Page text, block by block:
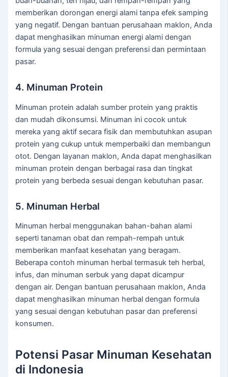
memberikan dorongan energi alami tanpa efek samping
yang negatif. Dengan bantuan perusahaan maklon, Anda
dapat menghasilkan minuman energi alami dengan
formula yang sesuai dengan preferensi dan permintaan
pasar.
4. Minuman Protein
Minuman protein adalah sumber protein yang praktis
dan mudah dikonsumsi. Minuman ini cocok untuk
mereka yang aktif secara fisik dan membutuhkan asupan
protein yang cukup untuk memperbaiki dan membangun
otot. Dengan layanan maklon, Anda dapat menghasilkan
minuman protein dengan berbagai rasa dan tingkat
protein yang berbeda sesuai dengan kebutuhan pasar.
5. Minuman Herbal
Minuman herbal menggunakan bahan-bahan alami
seperti tanaman obat dan rempah-rempah untuk
memberikan manfaat kesehatan yang beragam.
Beberapa contoh minuman herbal termasuk teh herbal,
infus, dan minuman serbuk yang dapat dicampur
dengan air. Dengan bantuan perusahaan maklon, Anda
dapat menghasilkan minuman herbal dengan formula
yang sesuai dengan kebutuhan pasar dan preferensi
konsumen.
Potensi Pasar Minuman Kesehatan
di Indonesia